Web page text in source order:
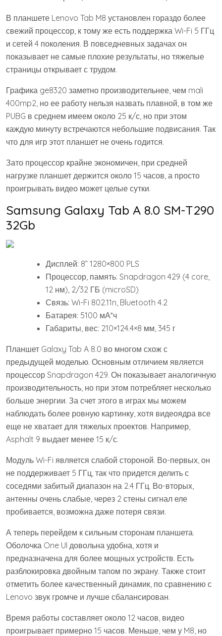
В планшете Lenovo Tab M8 установлен гораздо более
свежий процессор, к тому же есть поддержка Wi-Fi 5 ГГц
и сетей 4 поколения. В повседневных задачах он
показывает не самые плохие результаты, но тяжелые
страницы открывает с трудом.
Графика ge8320 заметно производительнее, чем mali
400mp2, но ее работу нельзя назвать плавной, в том же
PUBG в среднем имеем около 25 к/с, но при этом
каждую минуту встречаются небольшие подвисания. Так
что для игр этот планшет не очень годится.
Зато процессор крайне экономичен, при средней
нагрузке планшет держится около 15 часов, а просто
проигрывать видео может целые сутки.
Samsung Galaxy Tab A 8.0 SM-T290
32Gb
Дисплей: 8” 1280×800 PLS
Процессор, память: Snapdragon 429 (4 core,
12 нм), 2/32 ГБ (microSD)
Связь: Wi-Fi 802.11n, Bluetooth 4.2
Батарея: 5100 мА*ч
Габариты, вес: 210×124.4×8 мм, 345 г
Планшет Galaxy Tab A 8.0 во многом схож с
предыдущей моделью. Основным отличием является
процессор Snapdragon 429. Он показывает аналогичную
производительность, но при этом потребляет несколько
больше энергии. За счет этого в играх мы можем
наблюдать более ровную картинку, хотя видеоядра все
еще не хватает для тяжелых проектов. Например,
Asphalt 9 выдает менее 15 к/с.
Модуль Wi-Fi является слабой стороной. Во-первых, он
не поддерживает 5 ГГц, так что придется делить с
соседями забитый диапазон на 2.4 ГГц. Во-вторых,
антенны очень слабые, через 2 стены сигнал еле
пробивается, возможна даже потеря связи.
А теперь перейдем к сильным сторонам планшета.
Оболочка One UI довольна удобна, хотя и
предназначена для более мощных устройств. Есть
разблокировка двойным тапом по экрану. Также стоит
отметить более качественный динамик, по сравнению с
Lenovo звук громче и лучше сбалансирован.
Время работы составляет около 12 часов, видео
проигрывает примерно 15 часов. Меньше, чем у M8, но